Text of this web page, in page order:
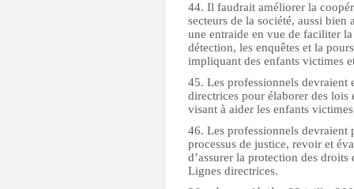
44. Il faudrait améliorer la
secteurs de la société, aussi
une entraide en vue de faciliter
détection, les enquêtes et la
impliquant des enfants victimes
45. Les professionnels devraient
directrices pour élaborer des lois
visant à aider les enfants
46. Les professionnels devraient
processus de justice, revoir et
d’assurer la protection des
Lignes directrices.